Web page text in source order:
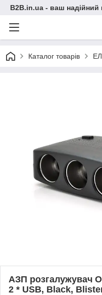
B2B.in.ua - ваш надійний
Каталог товарів
АЗП розгалужувач
2 * USB, Black,